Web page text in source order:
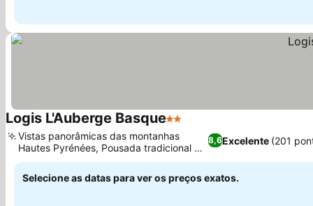
Logis L'Auberge Basque2 Estrelas
8,6Excelente (201
Vistas panorâmicas das montanhas
Hautes Pyrénées, Pousada tradicional do
País Basco
Selecione as datas para ver os preços exatos.